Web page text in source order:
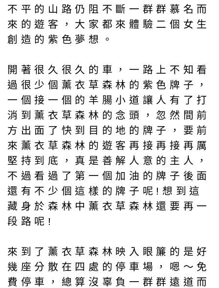
不平的山路仍阻不斷一群群慕名而
來的遊客，大家都來體驗二個女生
創造的紫色夢想。
開著很久很久的車，一路上不知看
過很少個薰衣草森林的紫色牌子，
一個接一個的羊腸小道讓人有了打
消到薰衣草森林的念頭，忽然間前
方出面了快到目的地的牌子，要前
來薰衣草森林的遊客再接再接再厲
堅持到底，真是善解人意的主人，
不過看過了第一個加油的牌子後面
還有不少個這樣的牌子呢!想到這
藏身於森林中薰衣草森林還要再一
段路呢!
來到了薰衣草森林映入眼簾的是好
幾座分散在四處的停車場，嗯～免
費停車，總算沒辜負一群群遠道而